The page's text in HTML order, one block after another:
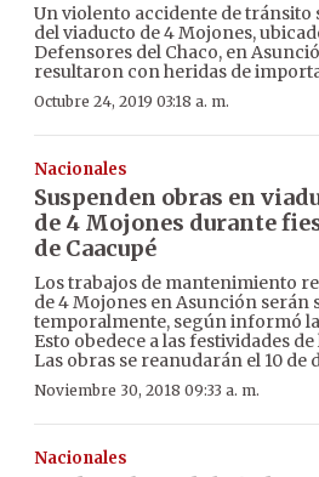
Un violento accidente de tránsito
del viaducto de 4 Mojones,
Defensores del Chaco, en
resultaron con heridas de
Octubre 24, 2019 03:18 a. m.
Nacionales
Suspenden obras en
de 4 Mojones durante
de Caacupé
Los trabajos de mantenimiento
de 4 Mojones en Asunción serán
temporalmente, según informó
Esto obedece a las festividades
Las obras se reanudarán el 10 de
Noviembre 30, 2018 09:33 a. m.
Nacionales